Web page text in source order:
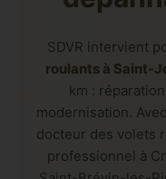
SDVR intervient
roulants à Saint-
km :
modernisation.
docteur des volets
professionnel à